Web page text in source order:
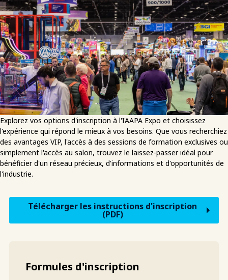
Explorez vos options d'inscription à l'IAAPA Expo et choisissez
l'expérience qui répond le mieux à vos besoins. Que vous recherchiez
des avantages VIP, l'accès à des sessions de formation exclusives ou
simplement l'accès au salon, trouvez le laissez-passer idéal pour
bénéficier d'un réseau précieux, d'informations et d'opportunités de
l'industrie.
Télécharger les instructions d'inscription
(PDF)
Formules d'inscription